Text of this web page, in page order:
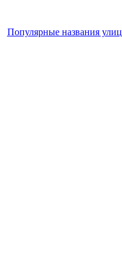
Популярные названия улиц